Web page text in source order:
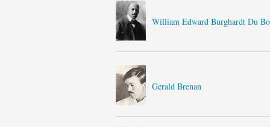
William Edward Burghardt Du
Gerald Brenan